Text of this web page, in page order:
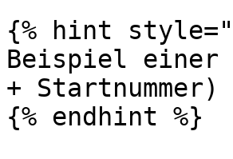
{% hint
Beispiel einer
+ Startnummer)
{% endhint %}